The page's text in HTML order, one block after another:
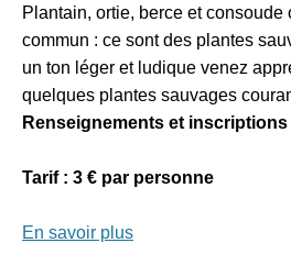
Plantain, ortie, berce et consoude
commun : ce sont des plantes
un ton léger et ludique venez
quelques plantes sauvages
Renseignements et inscriptions
Tarif : 3 € par personne
En savoir plus